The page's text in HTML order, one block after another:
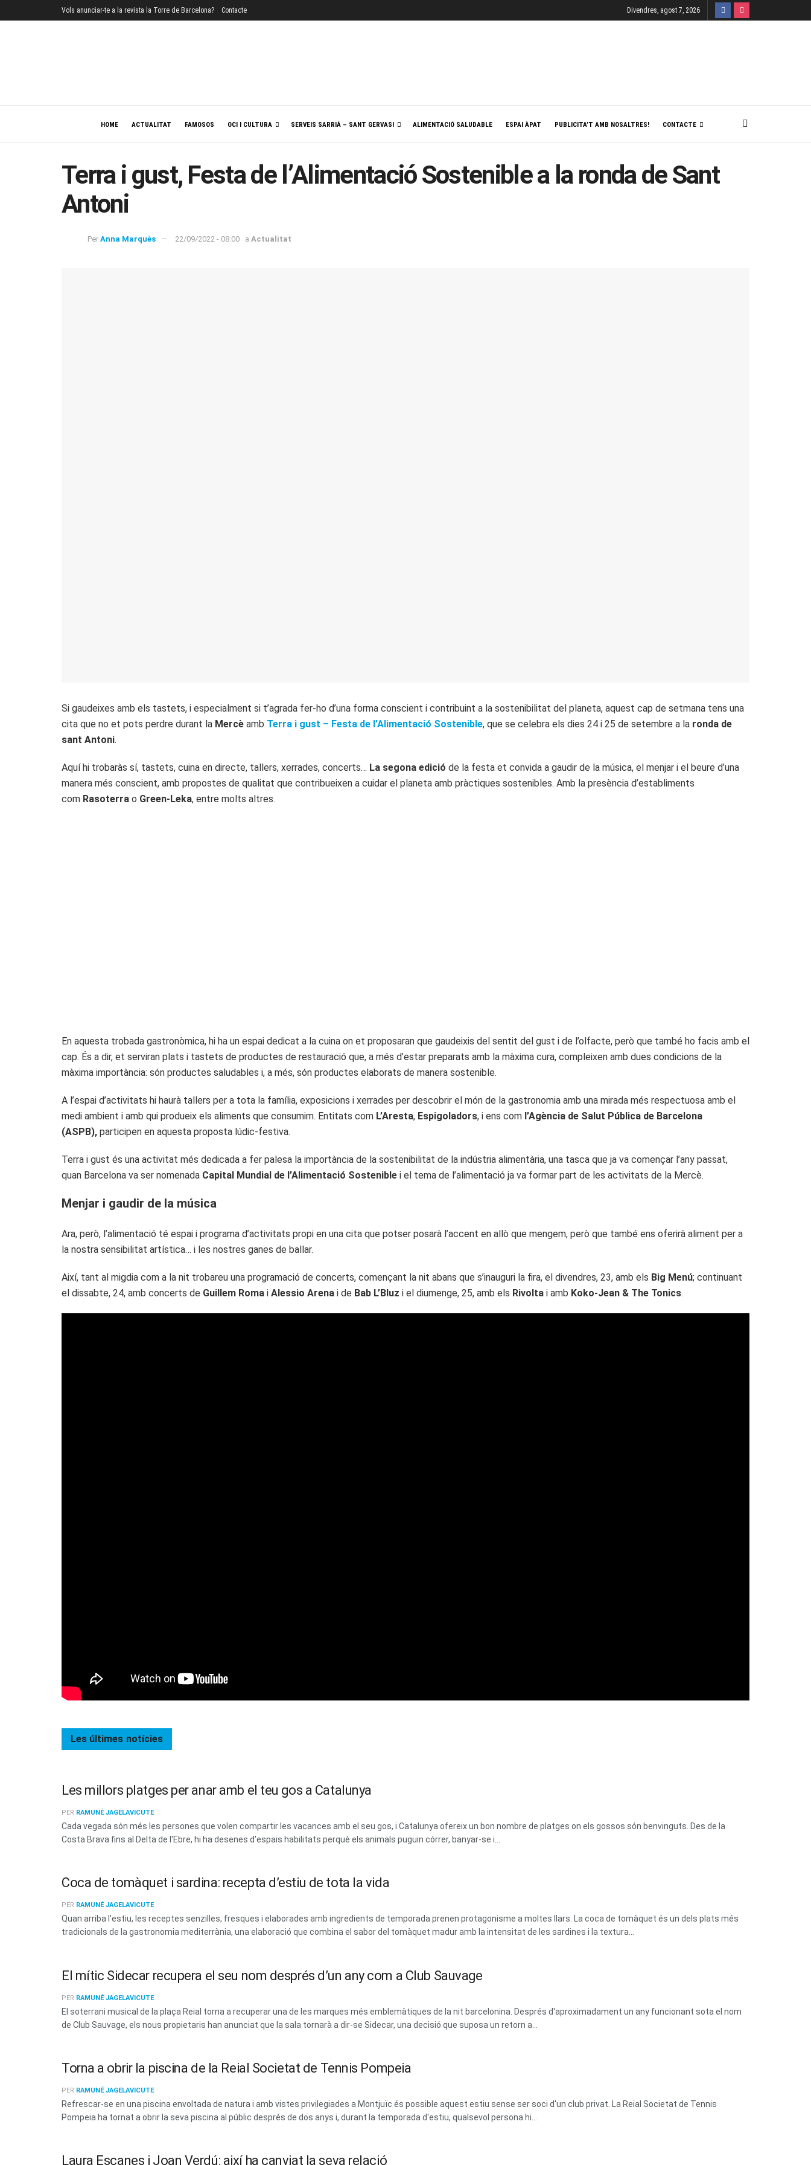
Vols anunciar-te a la revista la Torre de Barcelona? Contacte Divendres, agost 7, 2026
HOME ACTUALITAT FAMOSOS OCI I CULTURA SERVEIS SARRIÀ – SANT GERVASI ALIMENTACIÓ SALUDABLE ESPAI ÀPAT PUBLICITA’T AMB NOSALTRES! CONTACTE
Terra i gust, Festa de l’Alimentació Sostenible a la ronda de Sant
Antoni
Per Anna Marquès 22/09/2022 - 08:00 a Actualitat
Si gaudeixes amb els tastets, i especialment si t’agrada fer-ho d’una forma conscient i contribuint a la sostenibilitat del planeta, aquest cap de setmana tens una
cita que no et pots perdre durant la Mercè amb Terra i gust – Festa de l’Alimentació Sostenible, que se celebra els dies 24 i 25 de setembre a la ronda de
sant Antoni.
Aquí hi trobaràs sí, tastets, cuina en directe, tallers, xerrades, concerts… La segona edició de la festa et convida a gaudir de la música, el menjar i el beure d’una
manera més conscient, amb propostes de qualitat que contribueixen a cuidar el planeta amb pràctiques sostenibles. Amb la presència d’establiments
com Rasoterra o Green-Leka, entre molts altres.
En aquesta trobada gastronòmica, hi ha un espai dedicat a la cuina on et proposaran que gaudeixis del sentit del gust i de l’olfacte, però que també ho facis amb el
cap. És a dir, et serviran plats i tastets de productes de restauració que, a més d’estar preparats amb la màxima cura, compleixen amb dues condicions de la
màxima importància: són productes saludables i, a més, són productes elaborats de manera sostenible.
A l’espai d’activitats hi haurà tallers per a tota la família, exposicions i xerrades per descobrir el món de la gastronomia amb una mirada més respectuosa amb el
medi ambient i amb qui produeix els aliments que consumim. Entitats com L’Aresta, Espigoladors, i ens com l’Agència de Salut Pública de Barcelona
(ASPB), participen en aquesta proposta lúdic-festiva.
Terra i gust és una activitat més dedicada a fer palesa la importància de la sostenibilitat de la indústria alimentària, una tasca que ja va començar l’any passat,
quan Barcelona va ser nomenada Capital Mundial de l’Alimentació Sostenible i el tema de l’alimentació ja va formar part de les activitats de la Mercè.
Menjar i gaudir de la música
Ara, però, l’alimentació té espai i programa d’activitats propi en una cita que potser posarà l’accent en allò que mengem, però que també ens oferirà aliment per a
la nostra sensibilitat artística… i les nostres ganes de ballar.
Així, tant al migdia com a la nit trobareu una programació de concerts, començant la nit abans que s’inauguri la fira, el divendres, 23, amb els Big Menú; continuant
el dissabte, 24, amb concerts de Guillem Roma i Alessio Arena i de Bab L’Bluz i el diumenge, 25, amb els Rivolta i amb Koko-Jean & The Tonics.
Les últimes notícies
Les millors platges per anar amb el teu gos a Catalunya
PER RAMUNÉ JAGELAVICUTE
Cada vegada són més les persones que volen compartir les vacances amb el seu gos, i Catalunya ofereix un bon nombre de platges on els gossos són benvinguts. Des de la
Costa Brava fins al Delta de l'Ebre, hi ha desenes d'espais habilitats perquè els animals puguin córrer, banyar-se i...
Coca de tomàquet i sardina: recepta d’estiu de tota la vida
PER RAMUNÉ JAGELAVICUTE
Quan arriba l'estiu, les receptes senzilles, fresques i elaborades amb ingredients de temporada prenen protagonisme a moltes llars. La coca de tomàquet és un dels plats més
tradicionals de la gastronomia mediterrània, una elaboració que combina el sabor del tomàquet madur amb la intensitat de les sardines i la textura...
El mític Sidecar recupera el seu nom després d’un any com a Club Sauvage
PER RAMUNÉ JAGELAVICUTE
El soterrani musical de la plaça Reial torna a recuperar una de les marques més emblemàtiques de la nit barcelonina. Després d'aproximadament un any funcionant sota el nom
de Club Sauvage, els nous propietaris han anunciat que la sala tornarà a dir-se Sidecar, una decisió que suposa un retorn a...
Torna a obrir la piscina de la Reial Societat de Tennis Pompeia
PER RAMUNÉ JAGELAVICUTE
Refrescar-se en una piscina envoltada de natura i amb vistes privilegiades a Montjuïc és possible aquest estiu sense ser soci d'un club privat. La Reial Societat de Tennis
Pompeia ha tornat a obrir la seva piscina al públic després de dos anys i, durant la temporada d'estiu, qualsevol persona hi...
Laura Escanes i Joan Verdú: així ha canviat la seva relació